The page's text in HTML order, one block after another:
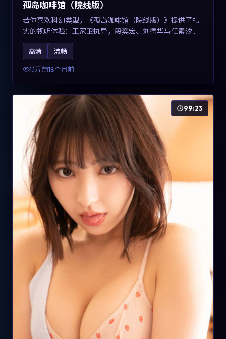
孤岛咖啡馆（院线版）
若你喜欢科幻类型，《孤岛咖啡馆（院线版）》提供了扎
实的视听体验：王家卫执导，段奕宏、刘德华与任素汐共
同演绎。影片2025年于中国台湾上映，内容用冷峻镜头语
言观察城市夜间的孤独，关键词包含高清流畅、人物关系
与情节反转，适合检索「2025科幻」「中国台湾电影」的
高清 流畅
1.1万 18个月前
99:23